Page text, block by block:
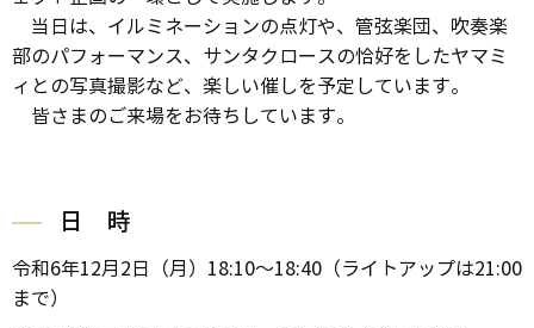
当日は、イルミネーションの点灯や、管弦楽団、吹奏楽
部のパフォーマンス、サンタクロースの恰好をしたヤマミ
ィとの写真撮影など、楽しい催しを予定しています。
皆さまのご来場をお待ちしています。
日 時
令和6年12月2日（月）18:10～18:40（ライトアップは21:00
まで）